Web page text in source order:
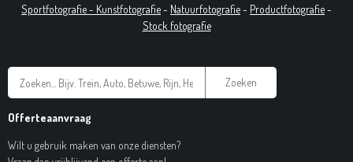
Sportfotografie - Kunstfotografie- Natuurfotografie- Productfotografie-
Stock fotografie
Zoeken
Offerteaanvraag
Wilt u gebruik maken van onze diensten?